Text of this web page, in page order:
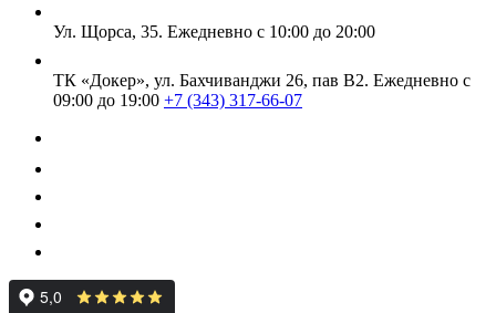
Ул. Щорса, 35. Ежедневно с 10:00 до 20:00
ТК «Докер», ул. Бахчиванджи 26, пав В2. Ежедневно с
09:00 до 19:00 +7 (343) 317-66-07